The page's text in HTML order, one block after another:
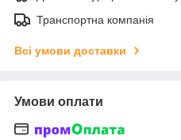
Транспортна компанія
Всі умови доставки
Умови оплати